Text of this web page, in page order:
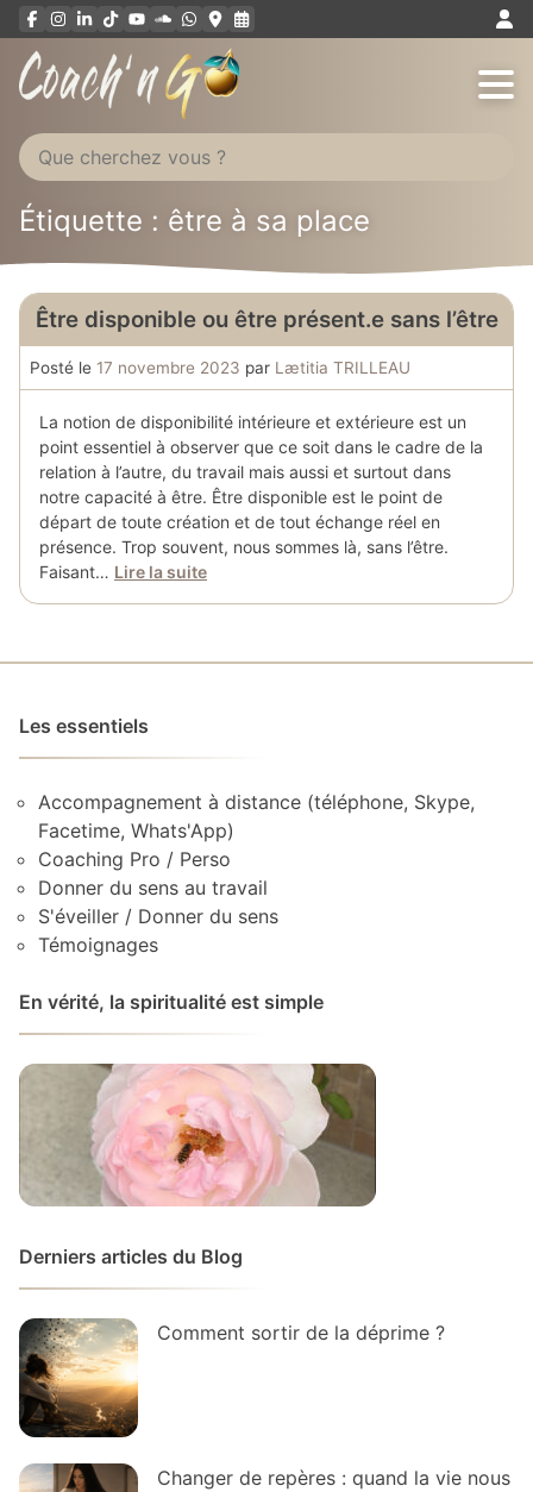
Aller
au
Étiquette : être à sa place
Être disponible ou être présent.e sans l’être
Posté le 17 novembre 2023 par Lætitia TRILLEAU
La notion de disponibilité intérieure et extérieure est un
point essentiel à observer que ce soit dans le cadre de la
relation à l’autre, du travail mais aussi et surtout dans
notre capacité à être. Être disponible est le point de
départ de toute création et de tout échange réel en
présence. Trop souvent, nous sommes là, sans l’être.
Faisant… Lire la suite
Les essentiels
Accompagnement à distance (téléphone, Skype,
Facetime, Whats'App)
Coaching Pro / Perso
Donner du sens au travail
S'éveiller / Donner du sens
Témoignages
En vérité, la spiritualité est simple
Derniers articles du Blog
Comment sortir de la déprime ?
Changer de repères : quand la vie nous